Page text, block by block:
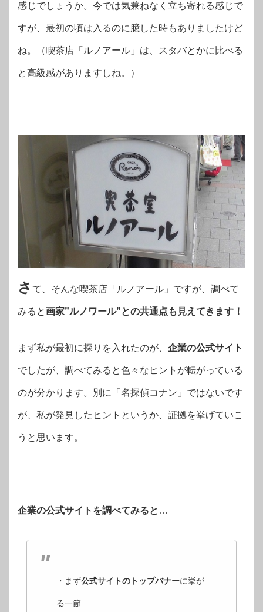
感じでしょうか。今では気兼ねなく立ち寄れる感じで
すが、最初の頃は入るのに臆した時もありましたけど
ね。（喫茶店「ルノアール」は、スタバとかに比べる
と高級感がありますしね。）
さ て、そんな喫茶店「ルノアール」ですが、調べて
みると画家”ルノワール”との共通点も見えてきます！
まず私が最初に探りを入れたのが、 企業の公式サイト
でしたが、調べてみると色々なヒントが転がっている
のが分かります。別に「名探偵コナン」ではないです
が、私が発見したヒントというか、証拠を挙げていこ
うと思います。
企業の公式サイトを調べてみると …
・まず公式サイトのトップバナーに挙が
る一節…